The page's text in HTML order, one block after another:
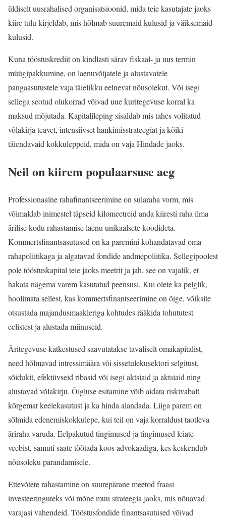
üldiselt uusrahalised organisatsioonid, mida teie kasutajate jaoks
kiire tulu kirjeldab, mis hõlmab suuremaid kulusid ja väiksemaid
kulusid.
Kuna tööstuskrediit on kindlasti särav fiskaal- ja uus termin
müügipakkumine, on laenuvõtjatele ja alustavatele
pangaasutustele vaja täielikku eelnevat nõusolekut. Või isegi
sellega seotud olukorrad võivad uue kuritegevuse korral ka
maksud mõjutada. Kapitalileping sisaldab mis tahes volitatud
võlakirja teavet, intensiivset hankimisstrateegiat ja kõiki
täiendavaid kokkuleppeid, mida on vaja Hindade jaoks.
Neil on kiirem populaarsuse aeg
Professionaalne rahafinantseerimine on sularaha vorm, mis
võimaldab inimestel täpseid kilomeetreid anda kiiresti raha ilma
ärilise kodu rahastamise laenu unikaalsete koodideta.
Kommertsfinantsasutused on ka paremini kohandatavad oma
rahapoliitikaga ja algatavad fondide andmepoliitika. Sellegipoolest
pole tööstuskapital teie jaoks meetrit ja jah, see on vajalik, et
hakata nägema varem kasutatud peensusi. Kui olete ka pelglik,
hoolimata sellest, kas kommertsfinantseerimine on õige, võiksite
otsustada majandusmaakleriga kohtudes rääkida tohututest
eelistest ja alustada miinuseid.
Äritegevuse katkestused saavutatakse tavaliselt omakapitalist,
need hõlmavad intressimäära või sissetulekusektori selgitust,
sõidukit, efektiivseid ribasid või isegi aktsiaid ja aktsiaid ning
alustavad võlakirju. Õigluse esitamine võib aidata riskivabalt
kõrgemat keelekasutust ja ka hinda alandada. Liiga parem on
sõlmida edenemiskokkulepe, kui teil on vaja korraldust taotleva
äriraha varuda. Eelpakutud tingimused ja tingimused leiate
veebist, samuti saate töötada koos advokaadiga, kes keskendub
nõusoleku parandamisele.
Ettevõtete rahastamine on suurepärane meetod fraasi
investeeringuteks või mõne muu strateegia jaoks, mis nõuavad
varajasi vahendeid. Tööstusfondide finantsasutused võivad